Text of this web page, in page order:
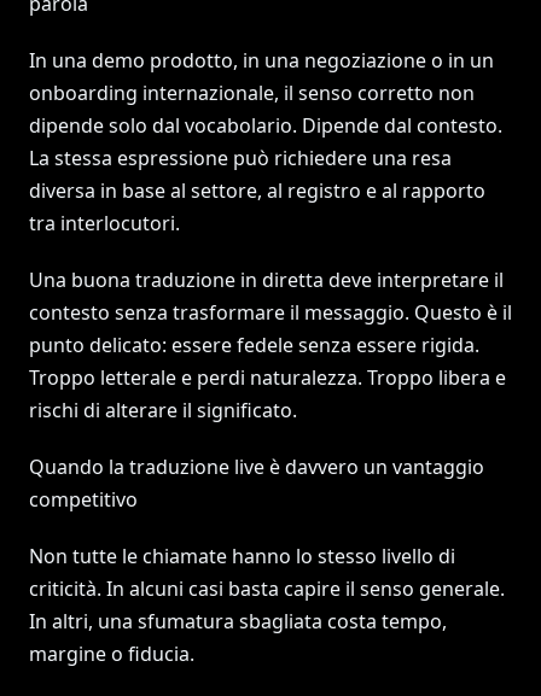
In una demo prodotto, in una negoziazione o in un
onboarding internazionale, il senso corretto non
dipende solo dal vocabolario. Dipende dal contesto.
La stessa espressione può richiedere una resa
diversa in base al settore, al registro e al rapporto
tra interlocutori.
Una buona traduzione in diretta deve interpretare il
contesto senza trasformare il messaggio. Questo è il
punto delicato: essere fedele senza essere rigida.
Troppo letterale e perdi naturalezza. Troppo libera e
rischi di alterare il significato.
Quando la traduzione live è davvero un vantaggio
competitivo
Non tutte le chiamate hanno lo stesso livello di
criticità. In alcuni casi basta capire il senso generale.
In altri, una sfumatura sbagliata costa tempo,
margine o fiducia.